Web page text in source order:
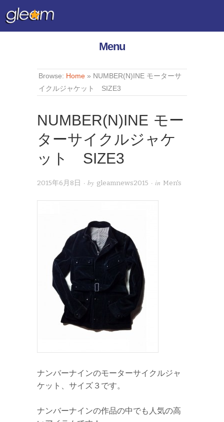
Menu
Browse: Home » NUMBER(N)INE モーターサ
イクルジャケット SIZE3
NUMBER(N)INE モー
ターサイクルジャケ
ット SIZE3
2015年6月8日 · by gleamnews2015 · in Men's
ナンバーナインのモーターサイクルジャ
ケット、サイズ３です。
ナンバーナインの作品の中でも人気の高